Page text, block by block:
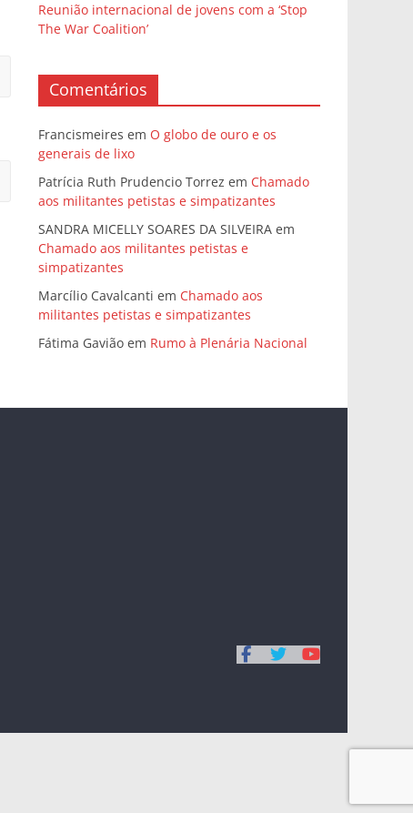
Reunião internacional de jovens com a ‘Stop
The War Coalition’
Comentários
Francismeires em O globo de ouro e os
generais de lixo
Patrícia Ruth Prudencio Torrez em Chamado
aos militantes petistas e simpatizantes
SANDRA MICELLY SOARES DA SILVEIRA em
Chamado aos militantes petistas e
simpatizantes
Marcílio Cavalcanti em Chamado aos
militantes petistas e simpatizantes
Fátima Gavião em Rumo à Plenária Nacional